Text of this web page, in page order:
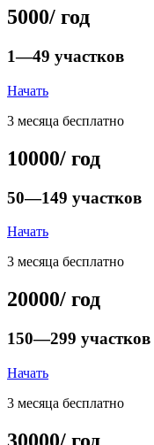
5000/ год
1—49 участков
Начать
3 месяца бесплатно
10000/ год
50—149 участков
Начать
3 месяца бесплатно
20000/ год
150—299 участков
Начать
3 месяца бесплатно
30000/ год